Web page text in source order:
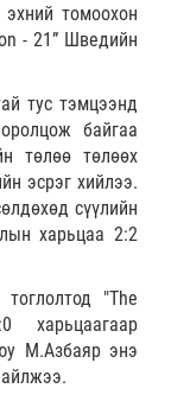
томоохон
- 21” Шведийн
тус тэмцээнд
байгаа
төлөө төлөөх
эсрэг хийлээ.
сүүлийн
харьцаа 2:2
"The
харьцаагаар
М.Азбаяр энэ